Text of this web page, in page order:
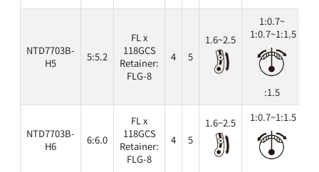
NTD7703B-
H5
5:5.2
FL x
118GCS
Retainer:
FLG-8
4 5
1.6~2.5
1:0.7~
1:0.7~1:1.5
:1.5
NTD7703B-
H6
6:6.0
FL x
118GCS
Retainer:
FLG-8
4 5
1.6~2.5
1:0.7~1:1.5